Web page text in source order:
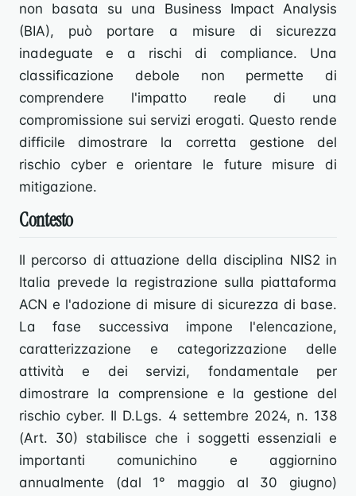
non basata su una Business Impact Analysis
(BIA), può portare a misure di sicurezza
inadeguate e a rischi di compliance. Una
classificazione debole non permette di
comprendere l'impatto reale di una
compromissione sui servizi erogati. Questo rende
difficile dimostrare la corretta gestione del
rischio cyber e orientare le future misure di
mitigazione.
Contesto
Il percorso di attuazione della disciplina NIS2 in
Italia prevede la registrazione sulla piattaforma
ACN e l'adozione di misure di sicurezza di base.
La fase successiva impone l'elencazione,
caratterizzazione e categorizzazione delle
attività e dei servizi, fondamentale per
dimostrare la comprensione e la gestione del
rischio cyber. Il D.Lgs. 4 settembre 2024, n. 138
(Art. 30) stabilisce che i soggetti essenziali e
importanti comunichino e aggiornino
annualmente (dal 1° maggio al 30 giugno)